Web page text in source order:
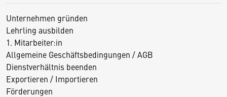
Unternehmen gründen
Lehrling ausbilden
1. Mitarbeiter:in
Allgemeine Geschäftsbedingungen / AGB
Dienstverhältnis beenden
Exportieren / Importieren
Förderungen